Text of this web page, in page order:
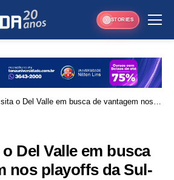
STORIES
o Del Valle em busca de vantagem nos
Del Valle em busca
nos playoffs da Sul-